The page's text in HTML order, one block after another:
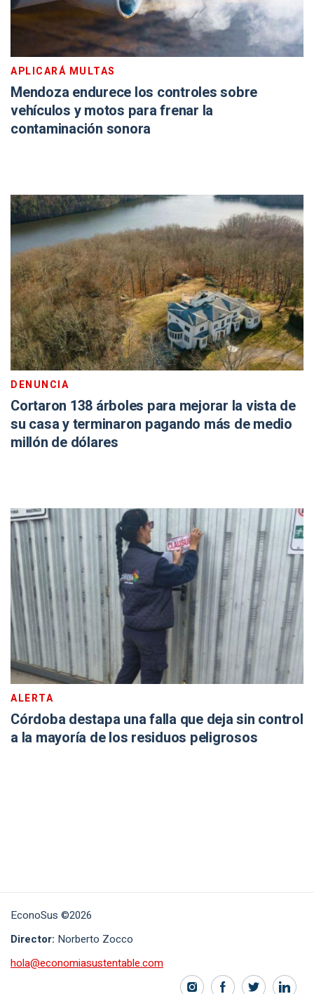
APLICARÁ MULTAS
Mendoza endurece los controles sobre
vehículos y motos para frenar la
contaminación sonora
DENUNCIA
Cortaron 138 árboles para mejorar la vista de
su casa y terminaron pagando más de medio
millón de dólares
ALERTA
Córdoba destapa una falla que deja sin control
a la mayoría de los residuos peligrosos
EconoSus ©2026
Director: Norberto Zocco
hola@economiasustentable.com